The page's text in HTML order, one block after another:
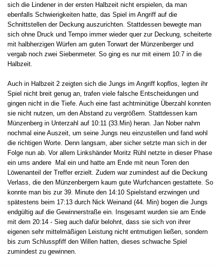
sich die Lindener in der ersten Halbzeit nicht erspielen, da man
ebenfalls Schwierigkeiten hatte, das Spiel im Angriff auf die
Schnittstellen der Deckung auszurichten. Stattdessen bewegte man
sich ohne Druck und Tempo immer wieder quer zur Deckung, scheiterte
mit halbherzigen Würfen am guten Torwart der Münzenberger und
vergab noch zwei Siebenmeter. So ging es nur mit einem 10:7 in die
Halbzeit.
Auch in Halbzeit 2 zeigten sich die Jungs im Angriff kopflos, legten ihr
Spiel nicht breit genug an, trafen viele falsche Entscheidungen und
gingen nicht in die Tiefe. Auch eine fast achtminütige Überzahl konnten
sie nicht nutzen, um den Abstand zu vergrößern. Stattdessen kam
Münzenberg in Unterzahl auf 10:11 (33.Min) heran. Jan Nober nahm
nochmal eine Auszeit, um seine Jungs neu einzustellen und fand wohl
die richtigen Worte. Denn langsam, aber sicher setzte man sich in der
Folge nun ab. Vor allem Linkshänder Moritz Rühl netzte in dieser Phase
ein ums andere Mal ein und hatte am Ende mit neun Toren den
Löwenanteil der Treffer erzielt. Zudem war zumindest auf die Deckung
Verlass, die den Münzenbergern kaum gute Wurfchancen gestattete. So
konnte man bis zur 39. Minute den 14:10 Spielstand erzwingen und
spätestens beim 17:13 durch Nick Weinand (44. Min) bogen die Jungs
endgültig auf die Gewinnerstraße ein. Insgesamt wurden sie am Ende
mit dem 20:14 - Sieg auch dafür belohnt, dass sie sich von ihrer
eigenen sehr mittelmäßigen Leistung nicht entmutigen ließen, sondern
bis zum Schlusspfiff den Willen hatten, dieses schwache Spiel
zumindest zu gewinnen.